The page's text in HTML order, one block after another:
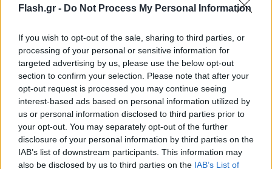
Flash.gr - Do Not Process My Personal Information
If you wish to opt-out of the sale, sharing to third parties, or
processing of your personal or sensitive information for
targeted advertising by us, please use the below opt-out
section to confirm your selection. Please note that after your
opt-out request is processed you may continue seeing
interest-based ads based on personal information utilized by
us or personal information disclosed to third parties prior to
your opt-out. You may separately opt-out of the further
disclosure of your personal information by third parties on the
IAB’s list of downstream participants. This information may
also be disclosed by us to third parties on the IAB’s List of
Emirates περιλαμβάνονται περισσότερες από 140
εθνικότητες, αντικατοπτρίζοντας το μίγμα
επιβατών της εταιρείας και τις διεθνείς
δραστηριότητές της σε 130 πόλεις σε έξι ηπείρους.
Η αεροπορική εταιρεία διαθέτει έναν σύγχρονο
στόλο με περισσότερα από 200 αεροσκάφη ευρείας
ατράκτου, αποτελώντας τον μεγαλύτερο χειριστή
αεροσκαφών Boeing 777 και Airbus A380